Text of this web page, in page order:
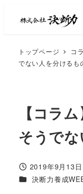
トップページ コ
でない人を分けるも
【コラ
そうで
2019年9月13日
決断力養成